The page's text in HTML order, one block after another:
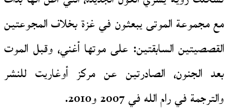
مع مجموعة الموتى يبعثون في غزة بخلاف المجوعتين
القصصيتين السابقتين: على موتها أغني، وقبل الموت
بعد الجنون، الصادرتين عن مركز أوغاريت للنشر
والترجمة في رام الله في 2007 و2010.